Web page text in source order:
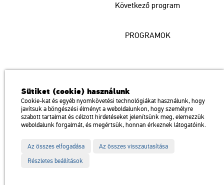
Következő program
PROGRAMOK
a Magyar Művészeti Akadémia intézménye
1146 Budapest, Dózsa György út 37.
Megközelíthető: Millenniumi Földalatti Vasút – Hősök tere megálló
Trolibusz: 75, 79 / Autóbusz: 20, 30, 105
Impresszum Sitemap Adatvédelem
térkép
Sütiket (cookie) használunk
Cookie-kat és egyéb nyomkövetési technológiákat használunk, hogy
javítsuk a böngészési élményt a weboldalunkon, hogy személyre
szabott tartalmat és célzott hirdetéseket jelenítsünk meg, elemezzük
weboldalunk forgalmát, és megértsük, honnan érkeznek látogatóink.
Az összes elfogadása
Az összes visszautasítása
Részletes beállítások